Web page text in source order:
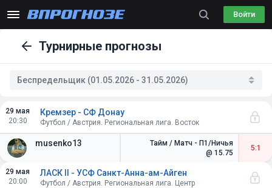
Войти
Турнирные прогнозы
Беспредельщик (01.05.2026 - 31.05.2026)
29 мая
20:30
musenko13
Кремзер - СФ Донау
Футбол / Австрия. Региональная лига. Восток
Тайм / Матч - П1/Ничья
@ 15.75
5:1
29 мая
20:00
ЛАСК II - УСФ Санкт-Анна-ам-Айген
Футбол / Австрия. Региональная лига. Центр